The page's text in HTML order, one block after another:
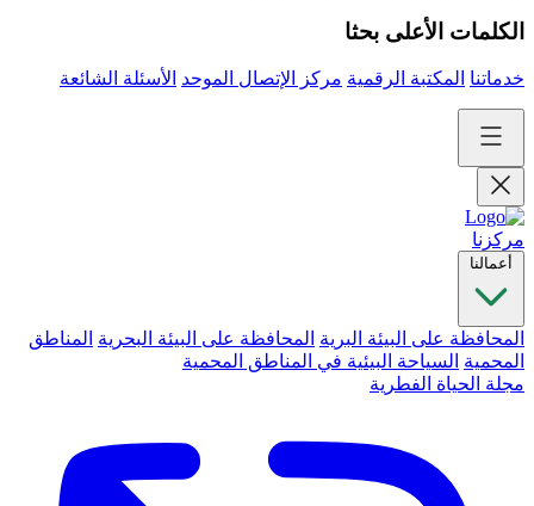
الكلمات الأعلى بحثا
خدماتنا المكتبة الرقمية مركز الإتصال الموحد الأسئلة الشائعة
مركزنا
أعمالنا
المحافظة على البيئة البرية المحافظة على البيئة البحرية المناطق
المحمية السياحة البيئية في المناطق المحمية
مجلة الحياة الفطرية